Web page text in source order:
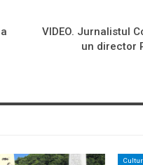
VIDEO. Jurnalistul
un director